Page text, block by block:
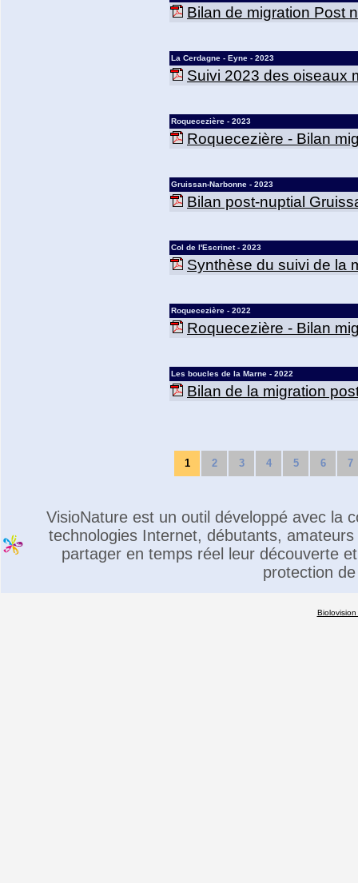
Bilan de migration Post
La Cerdagne - Eyne - 2023
Suivi 2023 des oiseaux
Roquecezière - 2023
Roquecezière - Bilan
Gruissan-Narbonne - 2023
Bilan post-nuptial
Col de l'Escrinet - 2023
Synthèse du suivi de la
Roquecezière - 2022
Roquecezière - Bilan
Les boucles de la Marne - 2022
Bilan de la migration
1 2 3 4 5 6 7
VisioNature est un outil développé avec la
technologies Internet, débutants,
partager en temps réel leur découverte
protection
Biolovision